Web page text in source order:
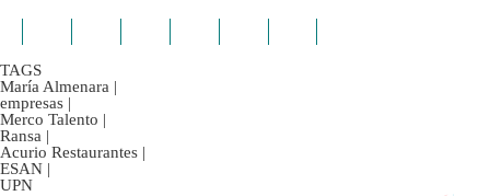
TAGS
María Almenara |
empresas |
Merco Talento |
Ransa |
Acurio Restaurantes |
ESAN |
UPN